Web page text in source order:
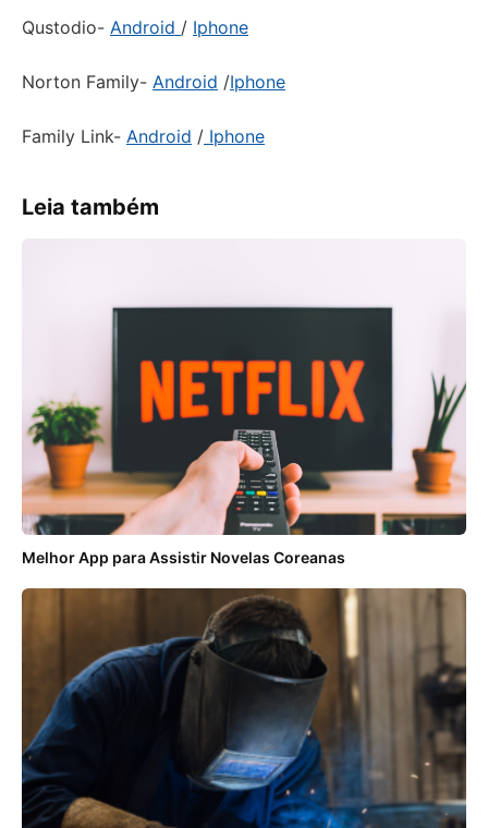
Qustodio- Android / Iphone
Norton Family- Android /Iphone
Family Link- Android / Iphone
Leia também
Melhor App para Assistir Novelas Coreanas